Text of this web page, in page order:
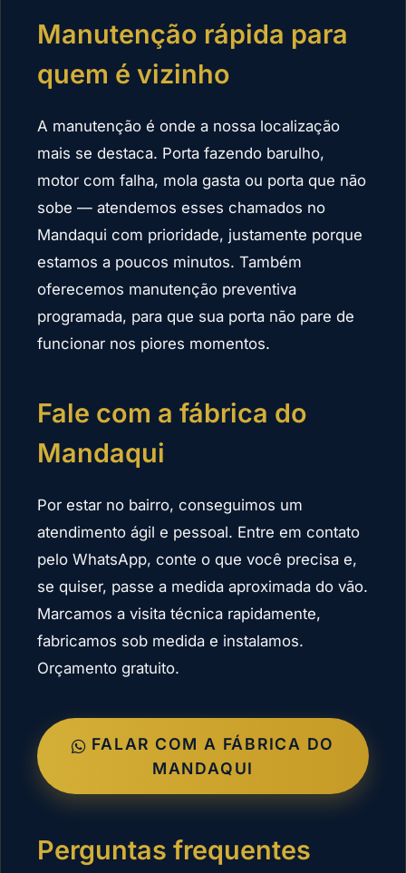
Manutenção rápida para
quem é vizinho
A manutenção é onde a nossa localização
mais se destaca. Porta fazendo barulho,
motor com falha, mola gasta ou porta que não
sobe — atendemos esses chamados no
Mandaqui com prioridade, justamente porque
estamos a poucos minutos. Também
oferecemos manutenção preventiva
programada, para que sua porta não pare de
funcionar nos piores momentos.
Fale com a fábrica do
Mandaqui
Por estar no bairro, conseguimos um
atendimento ágil e pessoal. Entre em contato
pelo WhatsApp, conte o que você precisa e,
se quiser, passe a medida aproximada do vão.
Marcamos a visita técnica rapidamente,
fabricamos sob medida e instalamos.
Orçamento gratuito.
FALAR COM A FÁBRICA DO
MANDAQUI
Perguntas frequentes